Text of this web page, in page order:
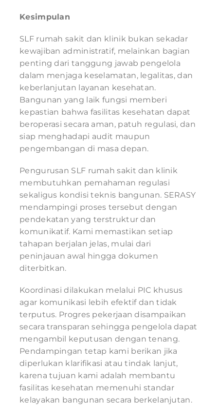
Kesimpulan
SLF rumah sakit dan klinik bukan sekadar
kewajiban administratif, melainkan bagian
penting dari tanggung jawab pengelola
dalam menjaga keselamatan, legalitas, dan
keberlanjutan layanan kesehatan.
Bangunan yang laik fungsi memberi
kepastian bahwa fasilitas kesehatan dapat
beroperasi secara aman, patuh regulasi, dan
siap menghadapi audit maupun
pengembangan di masa depan.
Pengurusan SLF rumah sakit dan klinik
membutuhkan pemahaman regulasi
sekaligus kondisi teknis bangunan. SERASY
mendampingi proses tersebut dengan
pendekatan yang terstruktur dan
komunikatif. Kami memastikan setiap
tahapan berjalan jelas, mulai dari
peninjauan awal hingga dokumen
diterbitkan.
Koordinasi dilakukan melalui PIC khusus
agar komunikasi lebih efektif dan tidak
terputus. Progres pekerjaan disampaikan
secara transparan sehingga pengelola dapat
mengambil keputusan dengan tenang.
Pendampingan tetap kami berikan jika
diperlukan klarifikasi atau tindak lanjut,
karena tujuan kami adalah membantu
fasilitas kesehatan memenuhi standar
kelayakan bangunan secara berkelanjutan.